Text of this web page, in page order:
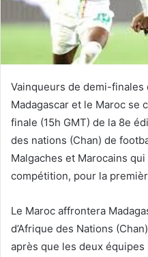
Vainqueurs de demi-
Madagascar et le Maroc se
finale (15h GMT) de la 8e
des nations (Chan) de
Malgaches et Marocains
compétition, pour la
Le Maroc affrontera
d’Afrique des Nations
après que les deux